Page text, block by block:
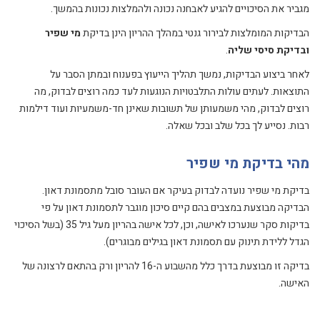
מגביר את הסיכויים להגיע לאבחנה נכונה ולהמלצות נכונות בהמשך.
הבדיקות המומלצות לבירור גנטי במהלך ההריון הינן בדיקתמי שפיר
ובדיקת סיסי שליה.
לאחר ביצוע הבדיקות, נמשך תהליך הייעוץ בפענוח ובמתן הסבר על
התוצאות. לעתים עולות התלבטויות הנוגעות לעד כמה רוצים לבדוק, מה
רוצים לבדוק, מהי משמעותן של תשובות שאינן חד-משמעיות ועוד דילמות
רבות. נסייע לך בכל שלב ובכל שאלה.
מהי בדיקת מי שפיר
בדיקת מי שפיר נועדה לבדוק בעיקר אם העובר סובל מתסמונת דאון.
הבדיקה מבוצעת במצבים בהם קיים סיכון מוגבר לתסמונת דאון על פי
בדיקות סקר שנערכו לאישה, וכן, לכל אישה בהריון מעל גיל 35 (בשל הסיכוי
הגדל ללידת תינוק עם תסמונת דאון בגילים מבוגרים).
בדיקה זו מבוצעת בדרך כלל מהשבוע ה-16 להריון ורק בהתאם לרצונה של
האישה.